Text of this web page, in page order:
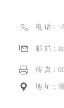
地 址：
电 话：
传 真：
邮 箱：